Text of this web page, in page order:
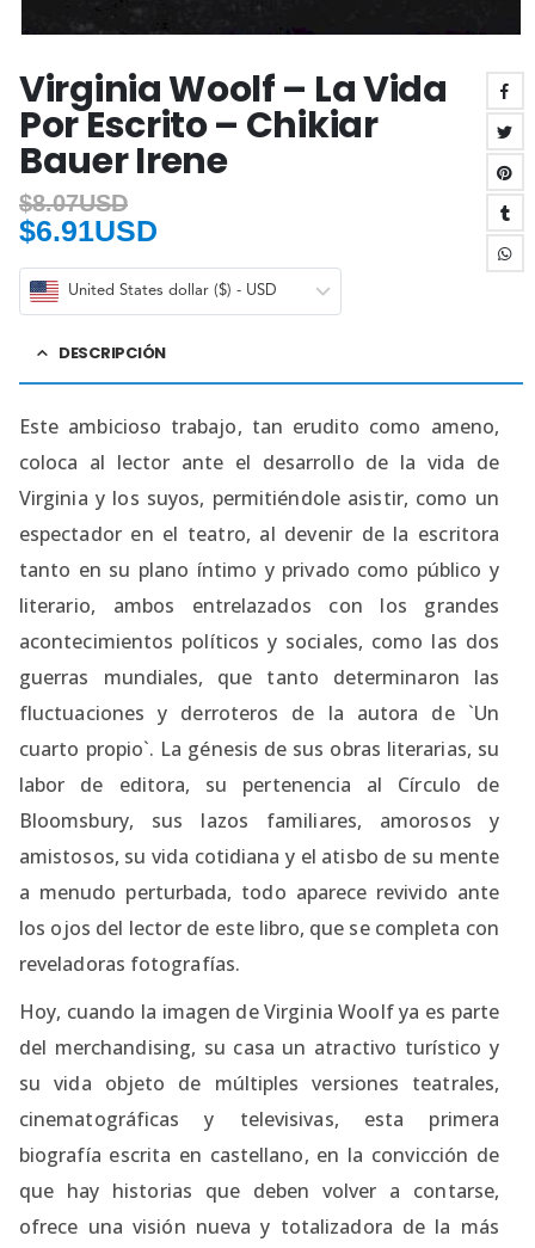
Virginia Woolf – La Vida
Por Escrito – Chikiar
Bauer Irene
$8.07USD
$6.91USD
United States dollar ($) - USD
DESCRIPCIÓN
Este ambicioso trabajo, tan erudito como ameno,
coloca al lector ante el desarrollo de la vida de
Virginia y los suyos, permitiéndole asistir, como un
espectador en el teatro, al devenir de la escritora
tanto en su plano íntimo y privado como público y
literario, ambos entrelazados con los grandes
acontecimientos políticos y sociales, como las dos
guerras mundiales, que tanto determinaron las
fluctuaciones y derroteros de la autora de `Un
cuarto propio`. La génesis de sus obras literarias, su
labor de editora, su pertenencia al Círculo de
Bloomsbury, sus lazos familiares, amorosos y
amistosos, su vida cotidiana y el atisbo de su mente
a menudo perturbada, todo aparece revivido ante
los ojos del lector de este libro, que se completa con
reveladoras fotografías.
Hoy, cuando la imagen de Virginia Woolf ya es parte
del merchandising, su casa un atractivo turístico y
su vida objeto de múltiples versiones teatrales,
cinematográficas y televisivas, esta primera
biografía escrita en castellano, en la convicción de
que hay historias que deben volver a contarse,
ofrece una visión nueva y totalizadora de la más